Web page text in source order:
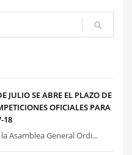
JULIO SE ABRE EL PLAZO DE
OFICIALES PARA
18
Asamblea General Ordi...